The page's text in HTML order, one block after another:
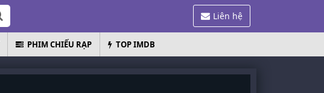
Liên hệ
PHIM CHIẾU RẠP TOP IMDB